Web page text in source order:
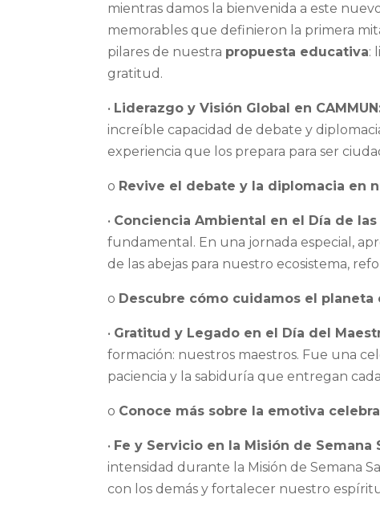
mientras damos la bienvenida a este
memorables que definieron la primera
pilares de nuestra propuesta educativa:
gratitud.
• Liderazgo y Visión Global en
increíble capacidad de debate y
experiencia que los prepara para ser
o Revive el debate y la diplomacia en
• Conciencia Ambiental en el Día de las
fundamental. En una jornada especial,
de las abejas para nuestro ecosistema,
o Descubre cómo cuidamos el planeta
• Gratitud y Legado en el Día del
formación: nuestros maestros. Fue una
paciencia y la sabiduría que entregan
o Conoce más sobre la emotiva
• Fe y Servicio en la Misión de Semana
intensidad durante la Misión de Semana
con los demás y fortalecer nuestro